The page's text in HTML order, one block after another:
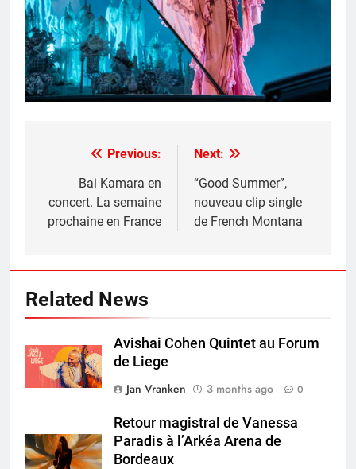
navigation
Previous:
Bai Kamara en
concert. La semaine
prochaine en France
Next:
“Good Summer”,
nouveau clip single
de French Montana
Related News
Avishai Cohen Quintet au Forum
de Liege
Jan Vranken
3 months ago 0
Retour magistral de Vanessa
Paradis à l’Arkéa Arena de
Bordeaux